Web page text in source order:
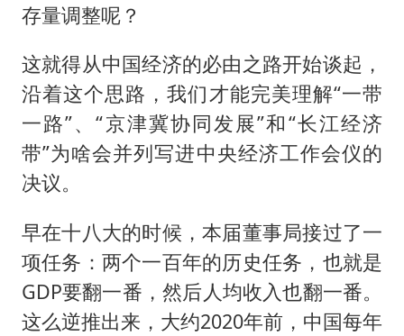
存量调整呢？
这就得从中国经济的必由之路开始谈起，
沿着这个思路，我们才能完美理解“一带
一路”、“京津冀协同发展”和“长江经济
带”为啥会并列写进中央经济工作会仪的
决议。
早在十八大的时候，本届董事局接过了一
项任务：两个一百年的历史任务，也就是
GDP要翻一番，然后人均收入也翻一番。
这么逆推出来，大约2020年前，中国每年